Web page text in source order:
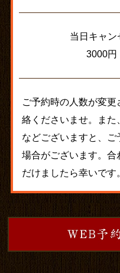
当日キャン
3000円
ご予約時の人数が変
絡くださいませ。また
などございますと、ご
場合がございます。合
だけましたら幸いです